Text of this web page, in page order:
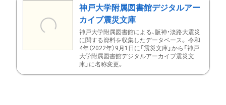
神戸大学附属図書館デジタルアー
カイブ震災文庫
神戸大学附属図書館による、阪神・淡路大震災
に関する資料を収集したデータベース。 令和
4年（2022年）9月1日に「震災文庫」から「神戸
大学附属図書館デジタルアーカイブ震災文
庫」に名称変更。